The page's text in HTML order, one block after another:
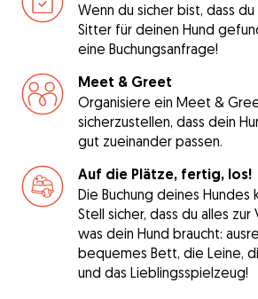
Wenn du sicher bist, dass
Sitter für deinen Hund
eine Buchungsanfrage!
Meet & Greet
Organisiere ein Meet &
sicherzustellen, dass dein
gut zueinander passen.
Auf die Plätze, fertig, los!
Die Buchung deines Hundes
Stell sicher, dass du alles
was dein Hund braucht:
bequemes Bett, die Leine,
und das Lieblingsspielzeug!